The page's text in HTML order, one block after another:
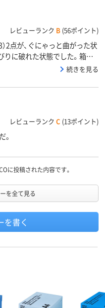
レビューランク B (56ポイント)
2点が、ぐにゃっと曲がった状
りに破れた状態でした。箱の
んなことにはならないだろう
続きを見る
レビューランク C (13ポイント)
。
に投稿された内容です。
を全て見る
を書く